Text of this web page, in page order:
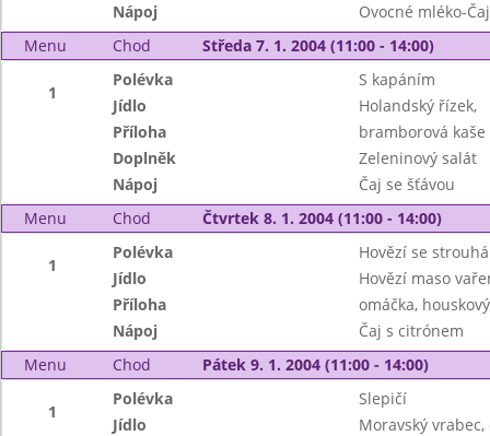
Nápoj
Ovocné mléko-Čaj
Menu
Chod Středa 7. 1. 2004 (11:00 - 14:00)
1
Polévka
S kapáním
Jídlo
Holandský řízek,
Příloha
bramborová kaše
Doplněk
Zeleninový salát
Nápoj
Čaj se šťávou
Menu
Chod Čtvrtek 8. 1. 2004 (11:00 - 14:00)
1
Polévka
Hovězí se
Jídlo
Hovězí maso
Příloha
omáčka,
Nápoj
Čaj s citrónem
Menu
Chod Pátek 9. 1. 2004 (11:00 - 14:00)
1
Polévka
Slepičí
Jídlo
Moravský